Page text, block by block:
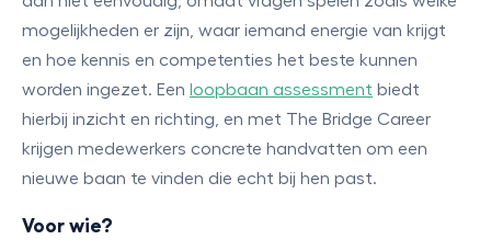
mogelijkheden er zijn, waar iemand energie van krijgt
en hoe kennis en competenties het beste kunnen
worden ingezet. Een loopbaan assessment biedt
hierbij inzicht en richting, en met The Bridge Career
krijgen medewerkers concrete handvatten om een
nieuwe baan te vinden die echt bij hen past.
Voor wie?